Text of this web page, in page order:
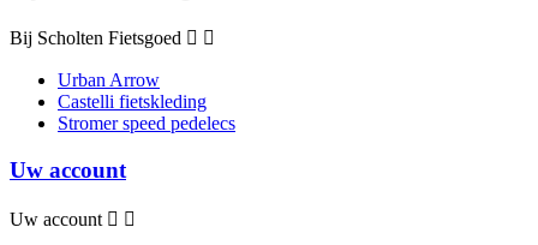
Bij Scholten Fietsgoed  
Urban Arrow
Castelli fietskleding
Stromer speed pedelecs
Uw account
Uw account  